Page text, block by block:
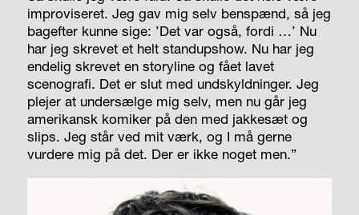
improviseret. Jeg gav mig selv benspænd, så jeg
bagefter kunne sige: ’Det var også, fordi …’ Nu
har jeg skrevet et helt stand­upshow. Nu har jeg
endelig skrevet en storyline og fået lavet
scenografi. Det er slut med undskyldninger. Jeg
plejer at undersælge mig selv, men nu går jeg
amerikansk komiker på den med jakkesæt og
slips. Jeg står ved mit værk, og I må gerne
vurdere mig på det. Der er ikke noget men.”